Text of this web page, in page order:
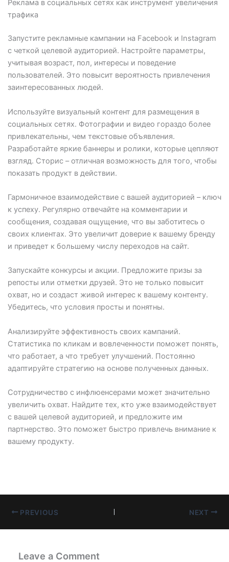
Реклама в социальных сетях как инструмент увеличения
трафика
Запустите рекламные кампании на Facebook и Instagram
с четкой целевой аудиторией. Настройте параметры,
учитывая возраст, пол, интересы и поведение
пользователей. Это повысит вероятность привлечения
заинтересованных людей.
Используйте визуальный контент для размещения в
социальных сетях. Фотографии и видео гораздо более
привлекательны, чем текстовые объявления.
Разработайте яркие баннеры и ролики, которые цепляют
взгляд. Сторис – отличная возможность для того, чтобы
показать продукт в действии.
Гармоничное взаимодействие с вашей аудиторией – ключ
к успеху. Регулярно отвечайте на комментарии и
сообщения, создавая ощущение, что вы заботитесь о
своих клиентах. Это увеличит доверие к вашему бренду
и приведет к большему числу переходов на сайт.
Запускайте конкурсы и акции. Предложите призы за
репосты или отметки друзей. Это не только повысит
охват, но и создаст живой интерес к вашему контенту.
Убедитесь, что условия просты и понятны.
Анализируйте эффективность своих кампаний.
Статистика по кликам и вовлеченности поможет понять,
что работает, а что требует улучшений. Постоянно
адаптируйте стратегию на основе полученных данных.
Сотрудничество с инфлюенсерами может значительно
увеличить охват. Найдите тех, кто уже взаимодействует
с вашей целевой аудиторией, и предложите им
партнерство. Это поможет быстро привлечь внимание к
вашему продукту.
PREVIOUS NEXT
Leave a Comment